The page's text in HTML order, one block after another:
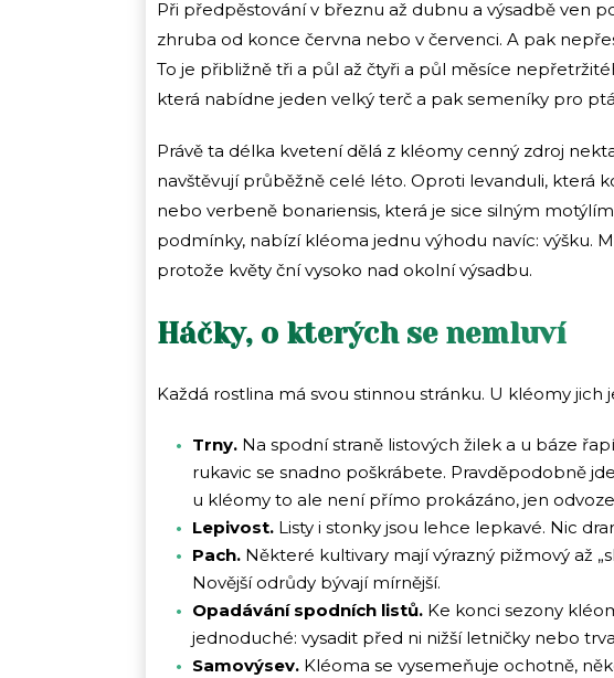
Při předpěstování v březnu až dubnu a výsadbě ven
zhruba od konce června nebo v červenci. A pak
To je přibližně tři a půl až čtyři a půl měsíce
která nabídne jeden velký terč a pak semeníky pro
Právě ta délka kvetení dělá z kléomy cenný zdroj
navštěvují průběžně celé léto. Oproti levanduli, která
nebo verbeně bonariensis, která je sice silným
podmínky, nabízí kléoma jednu výhodu navíc: výšku.
protože květy ční vysoko nad okolní výsadbu.
Háčky, o kterých se nemluví
Každá rostlina má svou stinnou stránku. U kléomy
Trny. Na spodní straně listových žilek a u báze
rukavic se snadno poškrábete. Pravděpodobně
u kléomy to ale není přímo prokázáno, jen
Lepivost. Listy i stonky jsou lehce lepkavé. Nic
Pach. Některé kultivary mají výrazný pižmový až
Novější odrůdy bývají mírnější.
Opadávání spodních listů. Ke konci sezony
jednoduché: vysadit před ni nižší letničky nebo
Samovýsev. Kléoma se vysemeňuje ochotně,